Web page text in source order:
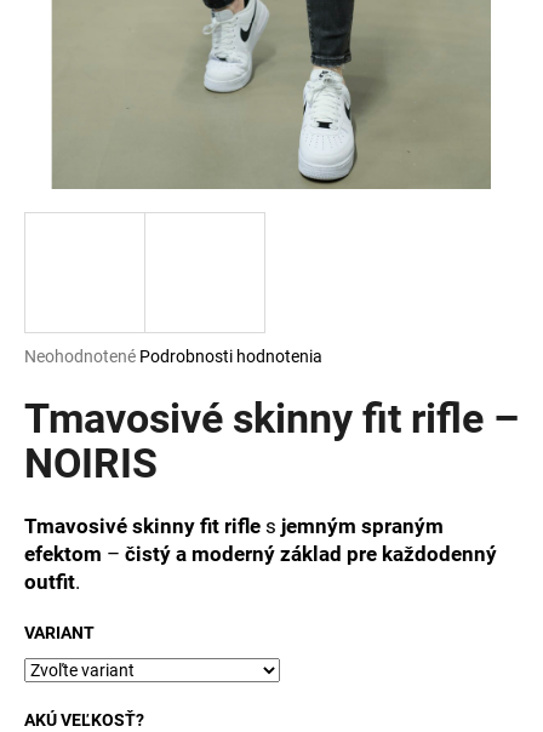
Priemerné
produktu
0,0
hviezdičiek.
Neohodnotené Podrobnosti hodnotenia
Tmavosivé skinny fit rifle –
NOIRIS
Tmavosivé skinny fit rifle s jemným spraným
efektom – čistý a moderný základ pre každodenný
outfit.
VARIANT
AKÚ VEĽKOSŤ?
d
p
o
ú
č
a
e